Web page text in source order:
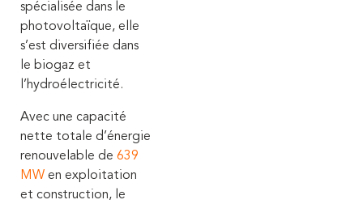
spécialisée dans le
photovoltaïque, elle
s’est diversifiée dans
le biogaz et
l’hydroélectricité.
Avec une capacité
nette totale d’énergie
renouvelable de 639
MW en exploitation
et construction, le